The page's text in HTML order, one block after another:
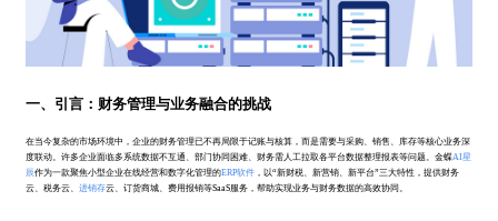
一、引言：财务管理与业务融合的挑战
在当今复杂的市场环境中，企业的财务管理已不再局限于记账与核算，而是需要与采购、销售、库存等核心业务深
度联动。许多企业面临多系统数据不互通、部门协同困难、财务需人工拉取各平台数据整理报表等问题。金蝶AI星
辰作为一款聚焦小型企业在线经营和数字化管理的ERP软件 ，以“新财税、新营销、新平台”三大特性，提供财务
云、税务云、进销存云、订货商城、费用报销等SaaS服务，帮助实现业务与财务数据的高效协同。